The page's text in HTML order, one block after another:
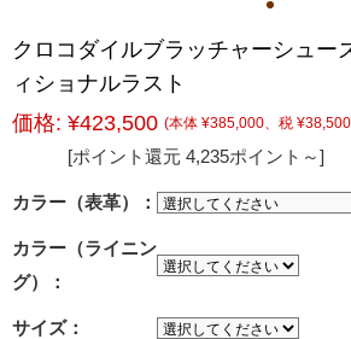
クロコダイルブラッチャーシュー
ィショナルラスト
価格: ¥423,500 (本体 ¥385,000、税
[ポイント還元 4,235ポイント～]
カラー（表革）：
カラー（ライニン
グ）：
サイズ：